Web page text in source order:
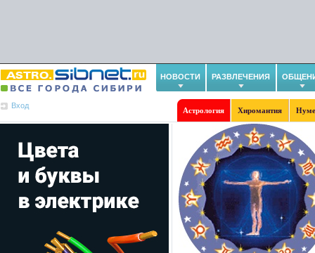
НОВОСТИ РАЗВЛЕЧЕНИЯ
Вход
Астрология Хиромантия